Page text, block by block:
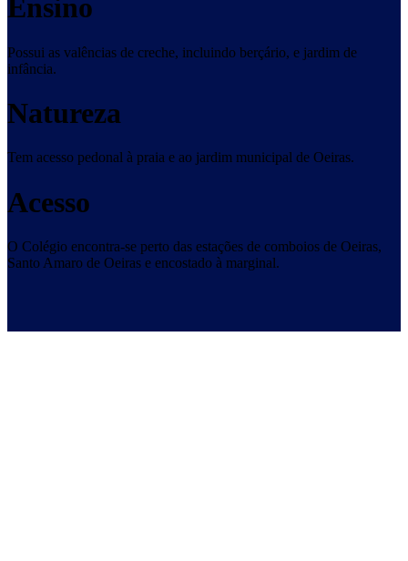
Ensino
Possui as valências de creche, incluindo berçário, e jardim de
infância.
Natureza
Tem acesso pedonal à praia e ao jardim municipal de Oeiras.
Acesso
O Colégio encontra-se perto das estações de comboios de Oeiras,
Santo Amaro de Oeiras e encostado à marginal.